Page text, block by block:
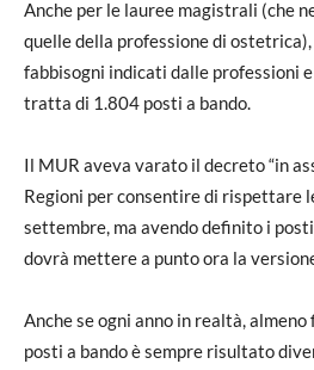
Anche per le lauree magistrali (che
quelle della professione di
fabbisogni indicati dalle professioni
tratta di 1.804 posti a bando.
Il MUR aveva varato il decreto “in
Regioni per consentire di rispettare
settembre, ma avendo definito i
dovrà mettere a punto ora la
Anche se ogni anno in realtà,
posti a bando è sempre risultato